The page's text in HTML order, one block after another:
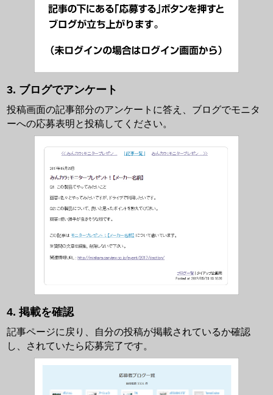
ブログでアンケート
投稿画面の記事部分のアンケートに答え、ブログでモニタ
ーへの応募表明と投稿してください。
掲載を確認
記事ページに戻り、自分の投稿が掲載されているか確認
し、されていたら応募完了です。